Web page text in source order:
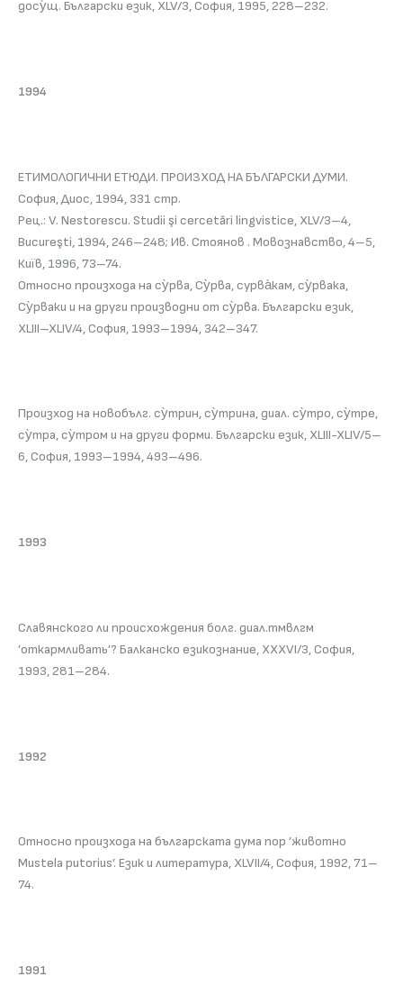
досу̀щ. Български език, XLV/3, София, 1995, 228–232.
1994
ЕТИМОЛОГИЧНИ ЕТЮДИ. ПРОИЗХОД НА БЪЛГАРСКИ ДУМИ.
София, Диос, 1994, 331 стр.
Рец.: V. Nestorescu. Studii şi cercetări lingvistice, XLV/3–4,
Bucureşti, 1994, 246–248; Ив. Стоянов . Мовознавство, 4–5,
Киïв, 1996, 73–74.
Относно произхода на су̀рва, Су̀рва, сурва̀кам, су̀рвака,
Су̀рваки и на други производни от су̀рва. Български език,
XLIII–XLIV/4, София, 1993–1994, 342–347.
Произход на новобълг. су̀трин, су̀трина, диал. су̀тро, су̀тре,
су̀тра, су̀тром и на други форми. Български език, XLIII-XLIV/5–
6, София, 1993–1994, 493–496.
1993
Славянского ли происхождения болг. диал.тмвлгм
’откармливать’? Балканско езикознание, XXXVI/3, София,
1993, 281–284.
1992
Относно произхода на българската дума пор ’животно
Mustela putorius’. Език и литература, XLVII/4, София, 1992, 71–
74.
1991